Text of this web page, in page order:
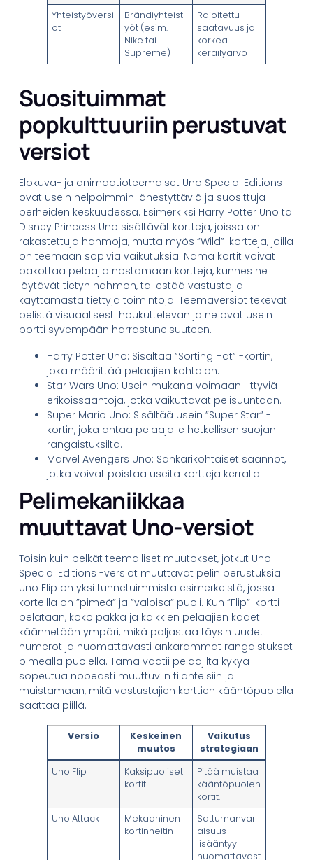
Yhteistyöversi
ot
Brändiyhteist
yöt (esim.
Nike tai
Supreme)
Rajoitettu
saatavuus ja
korkea
keräilyarvo
Suosituimmat
popkulttuuriin perustuvat
versiot
Elokuva- ja animaatioteemaiset Uno Special Editions
ovat usein helpoimmin lähestyttäviä ja suosittuja
perheiden keskuudessa. Esimerkiksi Harry Potter Uno tai
Disney Princess Uno sisältävät kortteja, joissa on
rakastettuja hahmoja, mutta myös ”Wild”-kortteja, joilla
on teemaan sopivia vaikutuksia. Nämä kortit voivat
pakottaa pelaajia nostamaan kortteja, kunnes he
löytävät tietyn hahmon, tai estää vastustajia
käyttämästä tiettyjä toimintoja. Teemaversiot tekevät
pelistä visuaalisesti houkuttelevan ja ne ovat usein
portti syvempään harrastuneisuuteen.
Harry Potter Uno: Sisältää ”Sorting Hat” -kortin,
joka määrittää pelaajien kohtalon.
Star Wars Uno: Usein mukana voimaan liittyviä
erikoissääntöjä, jotka vaikuttavat pelisuuntaan.
Super Mario Uno: Sisältää usein ”Super Star” -
kortin, joka antaa pelaajalle hetkellisen suojan
rangaistuksilta.
Marvel Avengers Uno: Sankarikohtaiset säännöt,
jotka voivat poistaa useita kortteja kerralla.
Pelimekaniikkaa
muuttavat Uno-versiot
Toisin kuin pelkät teemalliset muutokset, jotkut Uno
Special Editions -versiot muuttavat pelin perustuksia.
Uno Flip on yksi tunnetuimmista esimerkeistä, jossa
korteilla on ”pimeä” ja ”valoisa” puoli. Kun ”Flip”-kortti
pelataan, koko pakka ja kaikkien pelaajien kädet
käännetään ympäri, mikä paljastaa täysin uudet
numerot ja huomattavasti ankarammat rangaistukset
pimeällä puolella. Tämä vaatii pelaajilta kykyä
sopeutua nopeasti muuttuviin tilanteisiin ja
muistamaan, mitä vastustajien korttien kääntöpuolella
saattaa piillä.
Versio
Keskeinen
muutos
Vaikutus
strategiaan
Uno Flip
Kaksipuoliset
kortit
Pitää muistaa
kääntöpuolen
kortit.
Uno Attack
Mekaaninen
kortinheitin
Sattumanvar
aisuus
lisääntyy
huomattavast